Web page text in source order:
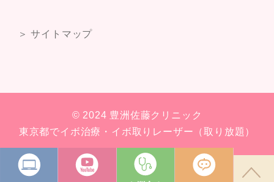
＞ サイトマップ
© 2024 豊洲佐藤クリニック
東京都でイボ治療・イボ取りレーザー（取り放題）